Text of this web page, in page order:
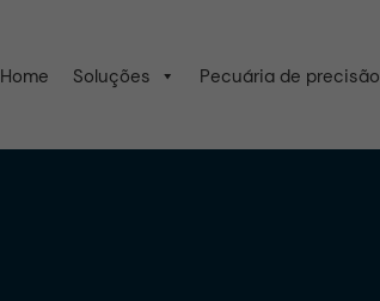
Home Soluções Pecuária de precisão